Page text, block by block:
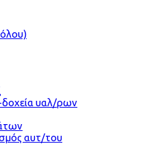
υαλ/ρων
αυτ/του